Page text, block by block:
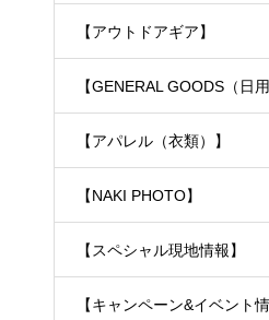
【アウトドアギア】
【GENERAL GOODS（日
【アパレル（衣類）】
【NAKI PHOTO】
【スペシャル現地情報】
【キャンペーン&イベント情